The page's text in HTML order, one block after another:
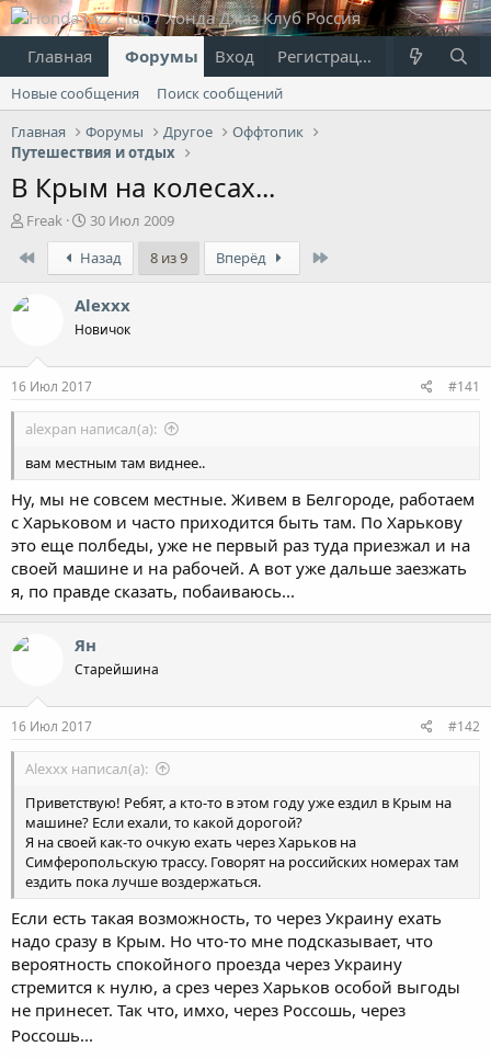
Главная Форумы Что нового?
Вход Регистрация
Новые сообщения
Поиск сообщений
Главная
Форумы Другое
Оффтопик
Путешествия и отдых
В Крым на колесах...
А
т
р
т
ы
Freak
Д
а
т
а
н
а
ч
л
30 Июл 2009
Назад 8 из 9 Вперёд
Alexxx
Новичок
16 Июл 2017 #141
alexpan написал(а):
вам местным там виднее..
Ну, мы не совсем местные. Живем в Белгороде, работаем
с Харьковом и часто приходится быть там. По Харькову
это еще полбеды, уже не первый раз туда приезжал и на
своей машине и на рабочей. А вот уже дальше заезжать
я, по правде сказать, побаиваюсь...
Ян
Старейшина
16 Июл 2017 #142
Alexxx написал(а):
Приветствую! Ребят, а кто-то в этом году уже ездил в Крым на
машине? Если ехали, то какой дорогой?
Я на своей как-то очкую ехать через Харьков на
Симферопольскую трассу. Говорят на российских номерах там
ездить пока лучше воздержаться.
Если есть такая возможность, то через Украину ехать
надо сразу в Крым. Но что-то мне подсказывает, что
вероятность спокойного проезда через Украину
стремится к нулю, а срез через Харьков особой выгоды
не принесет. Так что, имхо, через Россошь, через
Россошь...